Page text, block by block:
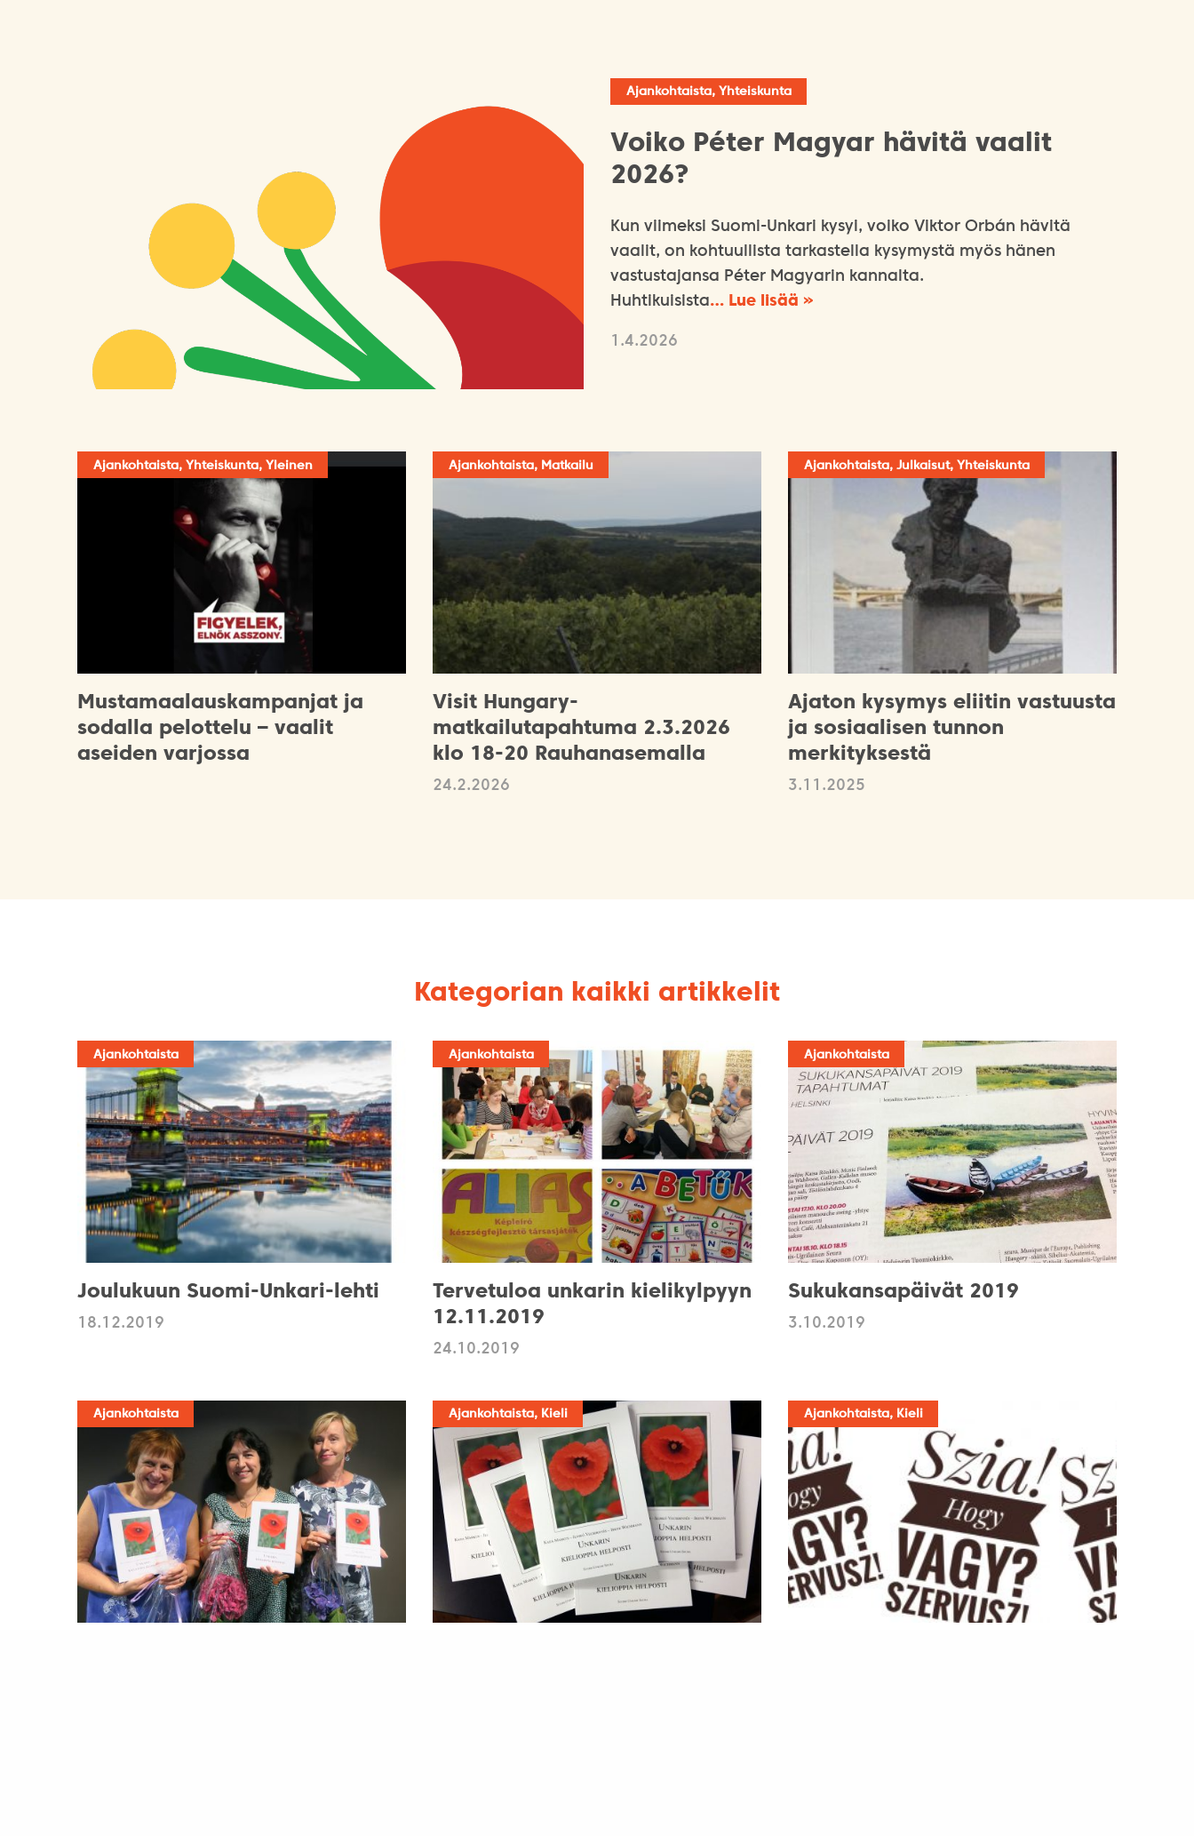
Ajankohtaista, Yhteiskunta
Voiko Péter Magyar hävitä vaalit
2026?
Kun viimeksi Suomi-Unkari kysyi, voiko Viktor Orbán hävitä
vaalit, on kohtuullista tarkastella kysymystä myös hänen
vastustajansa Péter Magyarin kannalta.
Huhtikuisista… Lue lisää »
1.4.2026
Ajankohtaista, Yhteiskunta, Yleinen
Mustamaalauskampanjat ja
sodalla pelottelu – vaalit
aseiden varjossa
Ajankohtaista, Matkailu
Visit Hungary-
matkailutapahtuma 2.3.2026
klo 18-20 Rauhanasemalla
24.2.2026
Ajankohtaista, Julkaisut, Yhteiskunta
Ajaton kysymys eliitin vastuusta
ja sosiaalisen tunnon
merkityksestä
3.11.2025
Kategorian kaikki artikkelit
Ajankohtaista
Joulukuun Suomi-Unkari-lehti
18.12.2019
Ajankohtaista
Tervetuloa unkarin kielikylpyyn
12.11.2019
24.10.2019
Ajankohtaista
Sukukansapäivät 2019
3.10.2019
Ajankohtaista Ajankohtaista, Kieli Ajankohtaista, Kieli